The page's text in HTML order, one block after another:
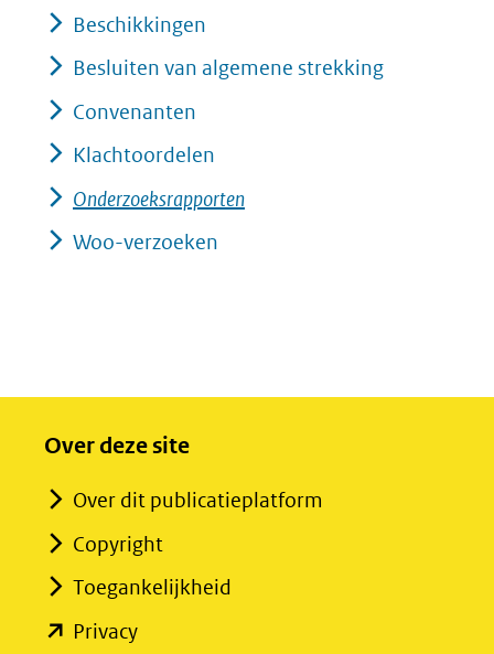
Beschikkingen
Besluiten van algemene strekking
Convenanten
Klachtoordelen
Onderzoeksrapporten
Woo-verzoeken
Over deze site
Over dit publicatieplatform
Copyright
Toegankelijkheid
Privacy(opent